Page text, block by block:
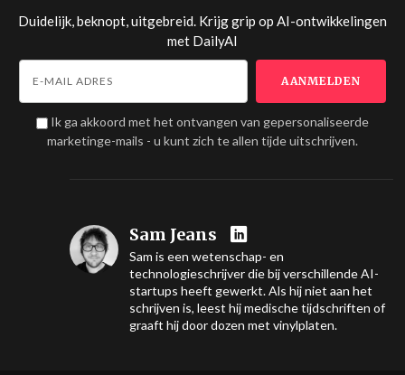
Duidelijk, beknopt, uitgebreid. Krijg grip op AI-ontwikkelingen
met DailyAI
Ik ga akkoord met het ontvangen van gepersonaliseerde
marketinge-mails - u kunt zich te allen tijde uitschrijven.
Sam Jeans
Sam is een wetenschap- en
technologieschrijver die bij verschillende AI-
startups heeft gewerkt. Als hij niet aan het
schrijven is, leest hij medische tijdschriften of
graaft hij door dozen met vinylplaten.